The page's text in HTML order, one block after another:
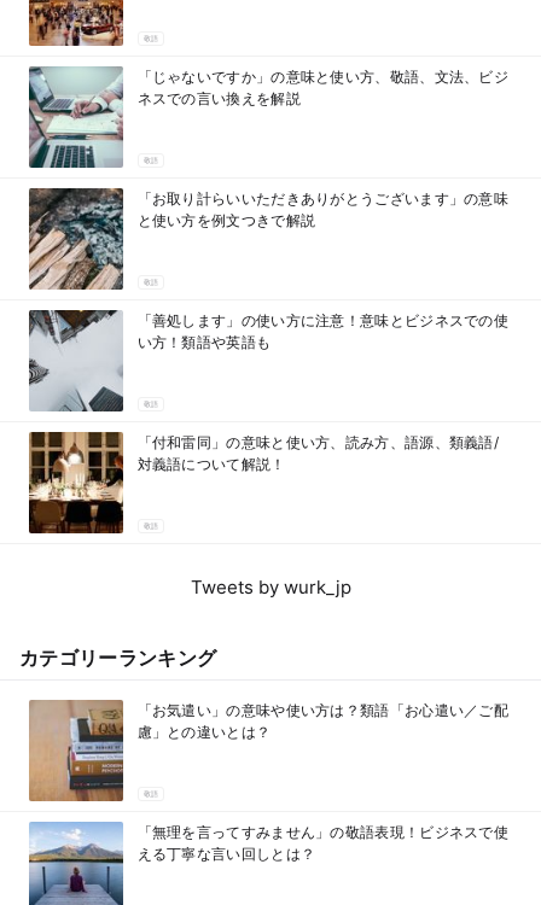
敬語
「じゃないですか」の意味と使い方、敬語、文法、ビジ
ネスでの言い換えを解説
敬語
「お取り計らいいただきありがとうございます」の意味
と使い方を例文つきで解説
敬語
「善処します」の使い方に注意！意味とビジネスでの使
い方！類語や英語も
敬語
「付和雷同」の意味と使い方、読み方、語源、類義語/
対義語について解説！
敬語
Tweets by wurk_jp
カテゴリーランキング
「お気遣い」の意味や使い方は？類語「お心遣い／ご配
慮」との違いとは？
敬語
「無理を言ってすみません」の敬語表現！ビジネスで使
える丁寧な言い回しとは？